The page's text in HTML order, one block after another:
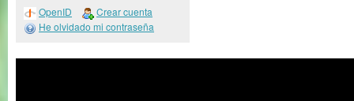
OpenID
Crear cuenta
He olvidado mi contraseña